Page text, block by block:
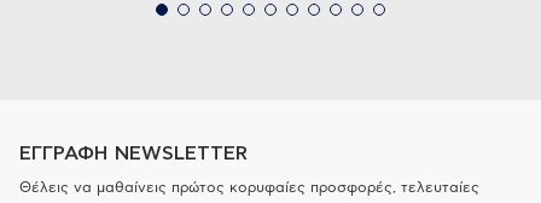
ΕΓΓΡΑΦΗ NEWSLETTER
Θέλεις να μαθαίνεις πρώτος κορυφαίες προσφορές, τελευταίες